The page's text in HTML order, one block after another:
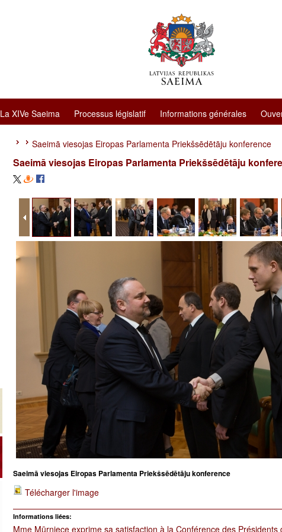
La XIVe Saeima Processus législatif Informations générales
Saeimā viesojas Eiropas Parlamenta Priekšsēdētāju konference
Saeimā viesojas Eiropas Parlamenta Priekšsēdētāju
Saeimā viesojas Eiropas Parlamenta Priekšsēdētāju konference
Télécharger l'image
Informations liées:
Mme Mūrniece exprime sa satisfaction à la Conférence des Présidents